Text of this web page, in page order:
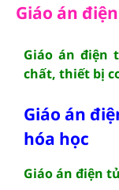
Giáo án
Giáo án điện
chất, thiết bị
Giáo án
hóa học
Giáo án điện